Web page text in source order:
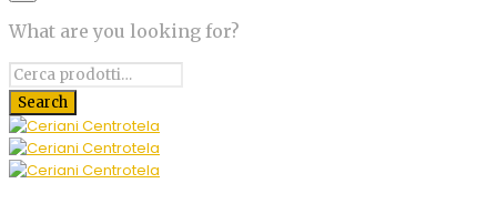
What are you looking for?